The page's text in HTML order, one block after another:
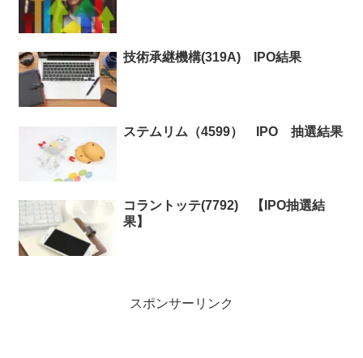
技術承継機構(319A) IPO結果
ステムリム（4599） IPO 抽選結果
コラントッテ(7792) 【IPO抽選結
果】
スポンサーリンク